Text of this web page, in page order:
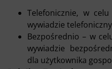
Telefonicznie, w
wywiadzie
Bezpośrednio – w
wywiadzie
dla użytkownika